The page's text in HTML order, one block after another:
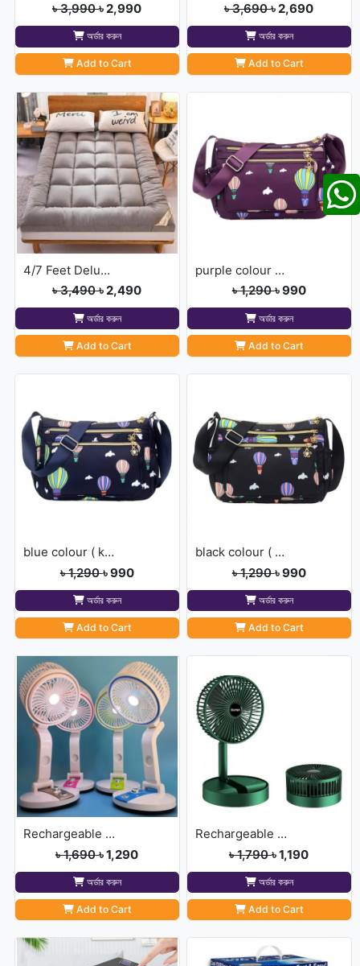
৳ 3,990৳ 2,990
অর্ডার করুন
Add to Cart
৳ 3,690৳ 2,690
অর্ডার করুন
Add to Cart
4/7 Feet Deluxe Mattress Topper( Ash Colour)
৳ 3,490৳ 2,490
অর্ডার করুন
Add to Cart
purple colour ( kurian sport]
৳ 1,290৳ 990
অর্ডার করুন
Add to Cart
blue colour ( kurian sport]
৳ 1,290৳ 990
অর্ডার করুন
Add to Cart
black colour ( kurian sport]
৳ 1,290৳ 990
অর্ডার করুন
Add to Cart
Rechargeable & Foldable Fan with Light
৳ 1,690৳ 1,290
অর্ডার করুন
Add to Cart
Rechargeable Green Fan-1200 MAh Battery
৳ 1,790৳ 1,190
অর্ডার করুন
Add to Cart